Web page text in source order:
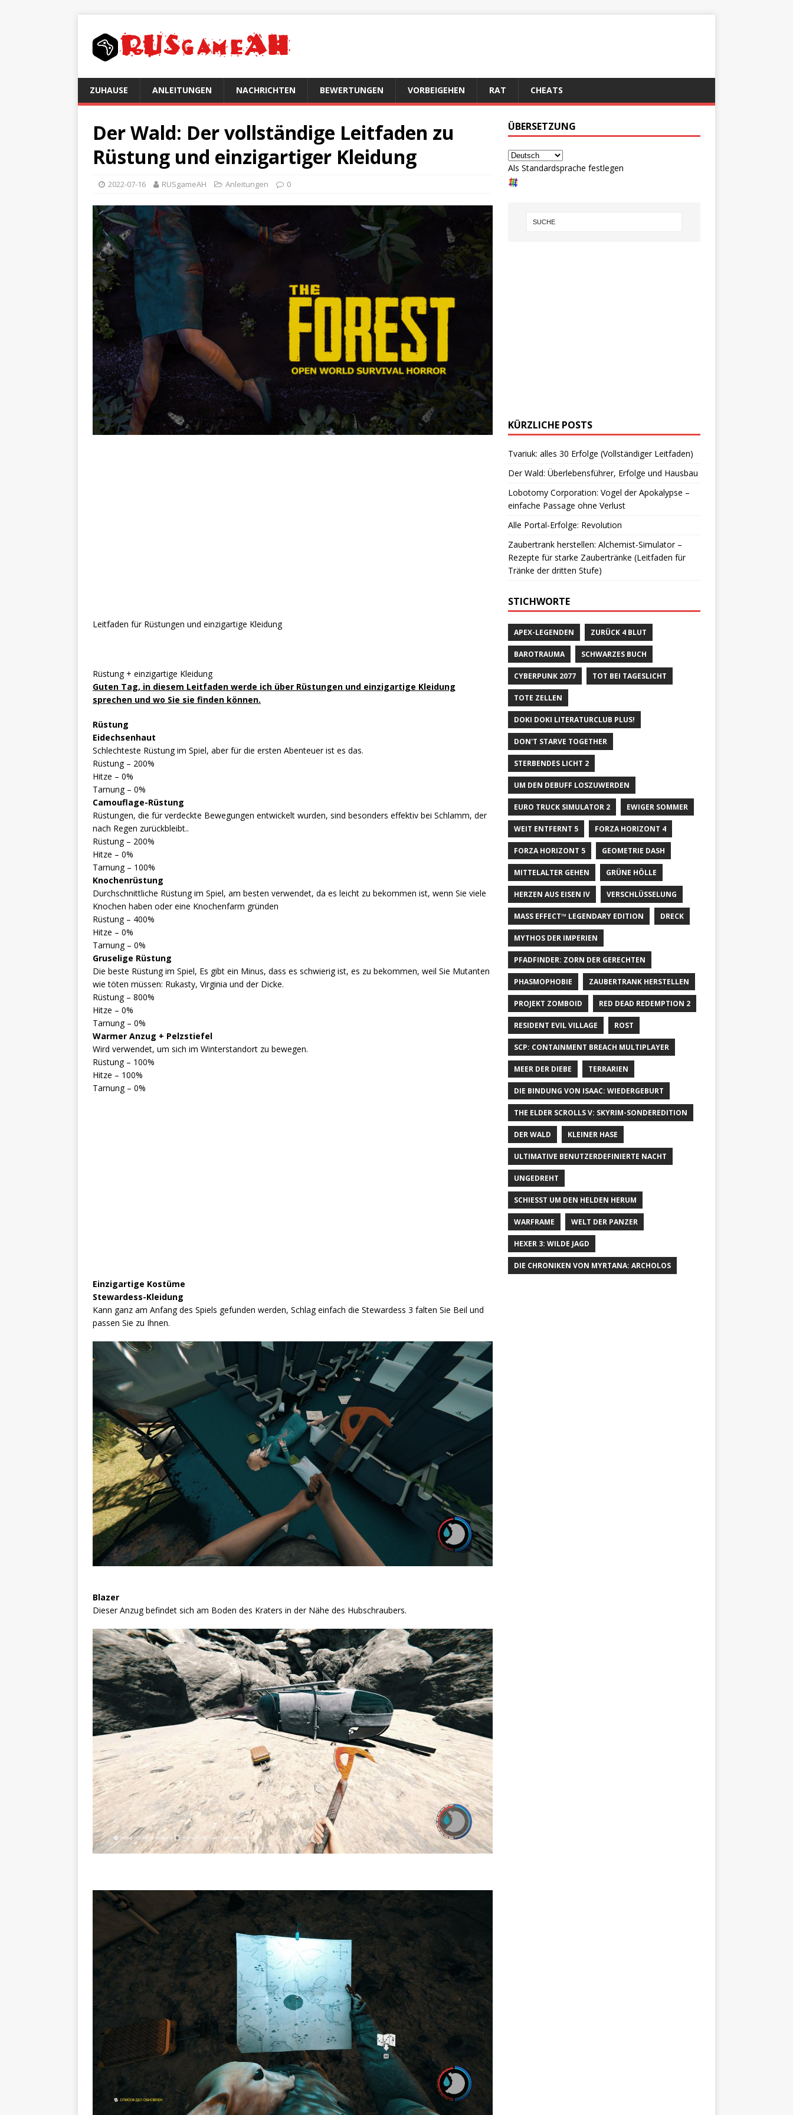
ZUHAUSE ANLEITUNGEN NACHRICHTEN BEWERTUNGEN VORBEIGEHEN RAT CHEATS
Der Wald: Der vollständige Leitfaden zu
Rüstung und einzigartiger Kleidung
2022-07-16 RUSgameAH Anleitungen 0
Leitfaden für Rüstungen und einzigartige Kleidung
Rüstung + einzigartige Kleidung
Guten Tag, in diesem Leitfaden werde ich über Rüstungen und einzigartige Kleidung
sprechen und wo Sie sie finden können.
Rüstung
Eidechsenhaut
Schlechteste Rüstung im Spiel, aber für die ersten Abenteuer ist es das.
Rüstung – 200%
Hitze – 0%
Tarnung – 0%
Camouflage-Rüstung
Rüstungen, die für verdeckte Bewegungen entwickelt wurden, sind besonders effektiv bei Schlamm, der
nach Regen zurückbleibt..
Rüstung – 200%
Hitze – 0%
Tarnung – 100%
Knochenrüstung
Durchschnittliche Rüstung im Spiel, am besten verwendet, da es leicht zu bekommen ist, wenn Sie viele
Knochen haben oder eine Knochenfarm gründen
Rüstung – 400%
Hitze – 0%
Tarnung – 0%
Gruselige Rüstung
Die beste Rüstung im Spiel, Es gibt ein Minus, dass es schwierig ist, es zu bekommen, weil Sie Mutanten
wie töten müssen: Rukasty, Virginia und der Dicke.
Rüstung – 800%
Hitze – 0%
Tarnung – 0%
Warmer Anzug + Pelzstiefel
Wird verwendet, um sich im Winterstandort zu bewegen.
Rüstung – 100%
Hitze – 100%
Tarnung – 0%
Einzigartige Kostüme
Stewardess-Kleidung
Kann ganz am Anfang des Spiels gefunden werden, Schlag einfach die Stewardess 3 falten Sie Beil und
passen Sie zu Ihnen.
Blazer
Dieser Anzug befindet sich am Boden des Kraters in der Nähe des Hubschraubers.
ÜBERSETZUNG
Als Standardsprache festlegen
KÜRZLICHE POSTS
Tvariuk: alles 30 Erfolge (Vollständiger Leitfaden)
Der Wald: Überlebensführer, Erfolge und Hausbau
Lobotomy Corporation: Vogel der Apokalypse –
einfache Passage ohne Verlust
Alle Portal-Erfolge: Revolution
Zaubertrank herstellen: Alchemist-Simulator –
Rezepte für starke Zaubertränke (Leitfaden für
Tränke der dritten Stufe)
STICHWORTE
APEX-LEGENDEN ZURÜCK 4 BLUT
BAROTRAUMA SCHWARZES BUCH
CYBERPUNK 2077 TOT BEI TAGESLICHT
TOTE ZELLEN
DOKI DOKI LITERATURCLUB PLUS!
DON'T STARVE TOGETHER
STERBENDES LICHT 2
UM DEN DEBUFF LOSZUWERDEN
EURO TRUCK SIMULATOR 2 EWIGER SOMMER
WEIT ENTFERNT 5 FORZA HORIZONT 4
FORZA HORIZONT 5 GEOMETRIE DASH
MITTELALTER GEHEN GRÜNE HÖLLE
HERZEN AUS EISEN IV VERSCHLÜSSELUNG
MASS EFFECT™ LEGENDARY EDITION DRECK
MYTHOS DER IMPERIEN
PFADFINDER: ZORN DER GERECHTEN
PHASMOPHOBIE ZAUBERTRANK HERSTELLEN
PROJEKT ZOMBOID RED DEAD REDEMPTION 2
RESIDENT EVIL VILLAGE ROST
SCP: CONTAINMENT BREACH MULTIPLAYER
MEER DER DIEBE TERRARIEN
DIE BINDUNG VON ISAAC: WIEDERGEBURT
THE ELDER SCROLLS V: SKYRIM-SONDEREDITION
DER WALD KLEINER HASE
ULTIMATIVE BENUTZERDEFINIERTE NACHT
UNGEDREHT
SCHIESST UM DEN HELDEN HERUM
WARFRAME WELT DER PANZER
HEXER 3: WILDE JAGD
DIE CHRONIKEN VON MYRTANA: ARCHOLOS